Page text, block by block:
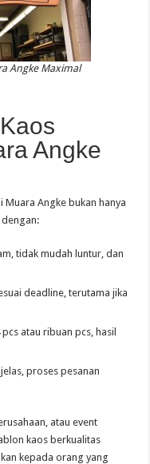
Angke Maximal
Angke
Angke bukan hanya
tidak mudah luntur, dan
deadline, terutama jika
atau ribuan pcs, hasil
proses pesanan
atau event
kaos berkualitas
kepada orang yang